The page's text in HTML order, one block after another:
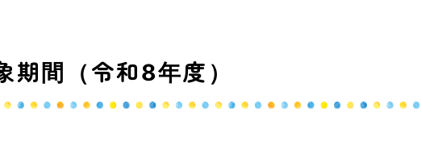
期間（令和8年度）